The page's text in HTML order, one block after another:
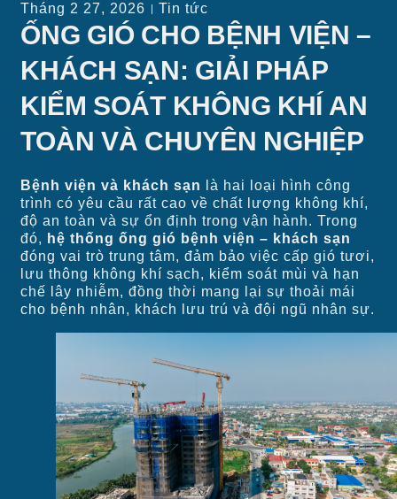
Tháng 2 27, 2026 Tin tức
ỐNG GIÓ CHO BỆNH VIỆN –
KHÁCH SẠN: GIẢI PHÁP
KIỂM SOÁT KHÔNG KHÍ AN
TOÀN VÀ CHUYÊN NGHIỆP
Bệnh viện và khách sạn
là hai loại hình công
trình có yêu cầu rất cao về chất lượng không khí,
độ an toàn và sự ổn định trong vận hành. Trong
đó, hệ thống ống gió bệnh viện – khách sạn
đóng vai trò trung tâm, đảm bảo việc cấp gió tươi,
lưu thông không khí sạch, kiểm soát mùi và hạn
chế lây nhiễm, đồng thời mang lại sự thoải mái
cho bệnh nhân, khách lưu trú và đội ngũ nhân sự.